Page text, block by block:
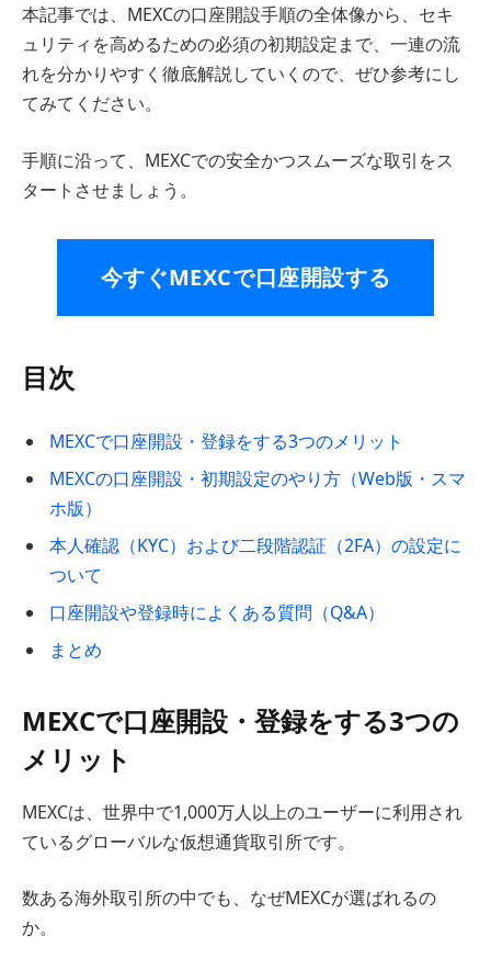
本記事では、MEXCの口座開設手順の全体像から、セキ
ュリティを高めるための必須の初期設定まで、一連の流
れを分かりやすく徹底解説していくので、ぜひ参考にし
てみてください。
手順に沿って、MEXCでの安全かつスムーズな取引をス
タートさせましょう。
今すぐMEXCで口座開設する
目次
MEXCで口座開設・登録をする3つのメリット
MEXCの口座開設・初期設定のやり方（Web版・スマ
ホ版）
本人確認（KYC）および二段階認証（2FA）の設定に
ついて
口座開設や登録時によくある質問（Q&A）
まとめ
MEXCで口座開設・登録をする3つの
メリット
MEXCは、世界中で1,000万人以上のユーザーに利用され
ているグローバルな仮想通貨取引所です。
数ある海外取引所の中でも、なぜMEXCが選ばれるの
か。